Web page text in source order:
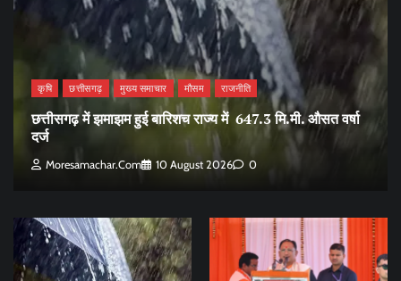
कृषि छत्तीसगढ़ मुख्य समाचार मौसम राजनीति
छत्तीसगढ़ में झमाझम हुई बारिशच राज्य में 647.3 मि.मी. औसत वर्षा
दर्ज
Moresamachar.com 10 August 2026 0